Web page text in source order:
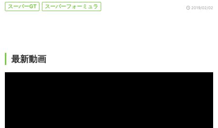
スーパーGT スーパーフォーミュラ 2019/02/02
最新動画